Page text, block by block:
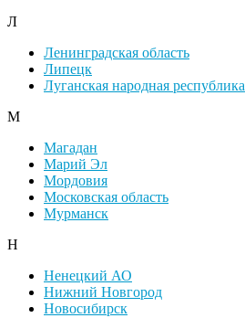
Л
Ленинградская область
Липецк
Луганская народная республика
М
Магадан
Марий Эл
Мордовия
Московская область
Мурманск
Н
Ненецкий АО
Нижний Новгород
Новосибирск